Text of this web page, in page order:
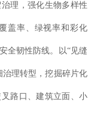
理，强化生物多样性
盖率、绿视率和彩化
全韧性防线。以“见缝
理转型，挖掘碎片化
路口、建筑立面、小